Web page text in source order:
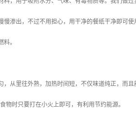
渗出，不过不用担心，用干净的餐纸干净即可使
。
从里往外熟，加热时间短，不仅味道纯正，而
物时只要打在小火上即可，有利用节约能源。